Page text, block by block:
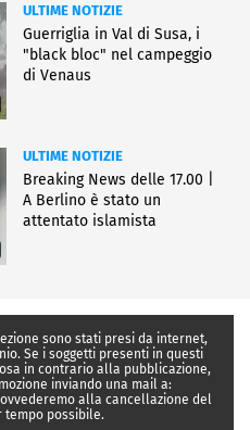
ULTIME NOTIZIE
Guerriglia in Val di Susa, i
"black bloc" nel campeggio
di Venaus
ULTIME NOTIZIE
Breaking News delle 17.00 |
A Berlino è stato un
attentato islamista
sono stati presi da internet,
Se i soggetti presenti in questi
in contrario alla pubblicazione,
inviando una mail a:
alla cancellazione del
tempo possibile.